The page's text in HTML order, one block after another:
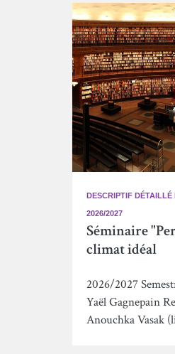
DESCRIPTIF DÉTAILLÉ
2026/2027
Séminaire
climat idéal
2026/2027
Yaël Gagnepain
Anouchka Vasak